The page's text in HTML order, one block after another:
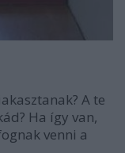
A te
Ha így van,
venni a